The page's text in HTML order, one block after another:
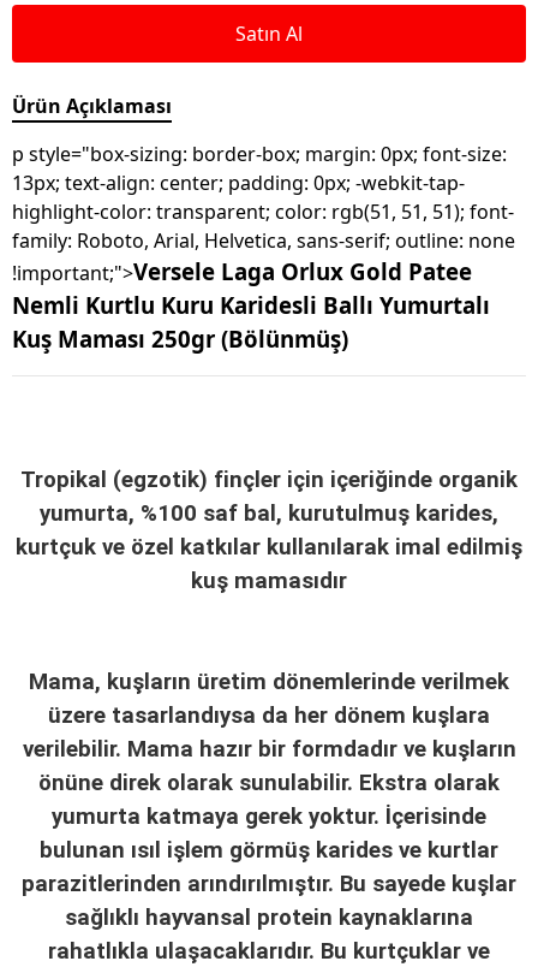
Satın Al
Ürün Açıklaması
p style="box-sizing: border-box; margin: 0px; font-size:
13px; text-align: center; padding: 0px; -webkit-tap-
highlight-color: transparent; color: rgb(51, 51, 51); font-
family: Roboto, Arial, Helvetica, sans-serif; outline: none
!important;">Versele Laga Orlux Gold Patee
Nemli Kurtlu Kuru Karidesli Ballı Yumurtalı
Kuş Maması 250gr (Bölünmüş)
Tropikal (egzotik) finçler için içeriğinde organik
yumurta, %100 saf bal, kurutulmuş karides,
kurtçuk ve özel katkılar kullanılarak imal edilmiş
kuş mamasıdır
Mama, kuşların üretim dönemlerinde verilmek
üzere tasarlandıysa da her dönem kuşlara
verilebilir. Mama hazır bir formdadır ve kuşların
önüne direk olarak sunulabilir. Ekstra olarak
yumurta katmaya gerek yoktur. İçerisinde
bulunan ısıl işlem görmüş karides ve kurtlar
parazitlerinden arındırılmıştır. Bu sayede kuşlar
sağlıklı hayvansal protein kaynaklarına
rahatlıkla ulaşacaklarıdır. Bu kurtçuklar ve